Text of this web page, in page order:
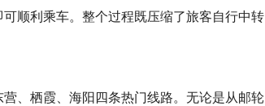
顺利乘车。整个过程既压缩了旅客自行中转
、栖霞、海阳四条热门线路。无论是从邮轮